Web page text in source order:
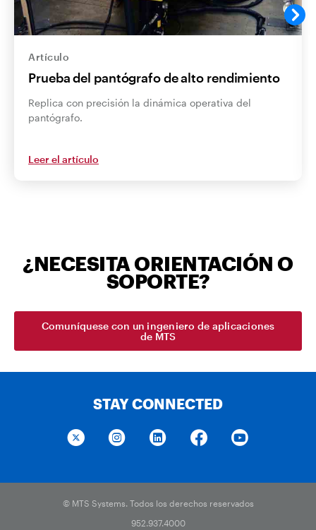
Artículo
Prueba del pantógrafo de alto rendimiento
Replica con precisión la dinámica operativa del
pantógrafo.
Leer el artículo
¿NECESITA ORIENTACIÓN O
SOPORTE?
Comuníquese con un ingeniero de aplicaciones
de MTS
STAY CONNECTED
© MTS Systems. Todos los derechos reservados
952.937.4000